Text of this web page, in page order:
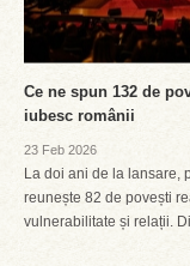
Ce ne spun 132 de
iubesc românii
23 Feb 2026
La doi ani de la lansare,
reunește 82 de povești
vulnerabilitate și relații.